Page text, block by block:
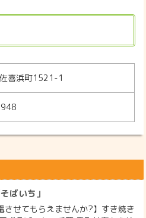
喜浜町1521-1
ばいち」
させてもらえませんか?】すき焼き